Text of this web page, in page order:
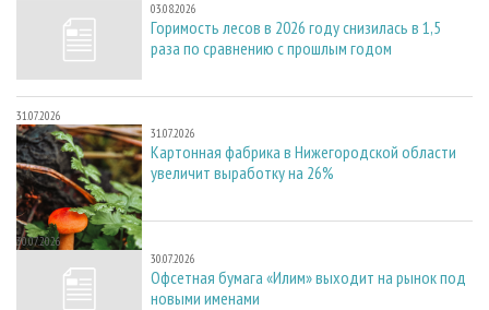
03.08.2026
Горимость лесов в 2026 году снизилась в 1,5
раза по сравнению с прошлым годом
31.07.2026
31.07.2026
Картонная фабрика в Нижегородской области
увеличит выработку на 26%
30.07.2026
30.07.2026
Офсетная бумага «Илим» выходит на рынок под
новыми именами